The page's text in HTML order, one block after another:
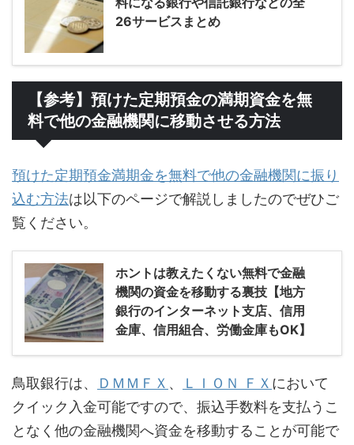
26サービスまとめ
【参考】預けた定期預金の満期資金を無
料で他の金融機関に移動させる方法
預けた定期預金満期金を無料で他の金融機関に振り
込む方法は以下のページで解説しましたのでぜひご
覧ください。
ホントは教えたくない無料で金融
機関の資金を移動する裏技【地方
銀行のインターネット支店、信用
金庫、信用組合、労働金庫もOK】
鳥取銀行は、 ＤＭＭＦＸ 、 ＬＩＯＮ ＦＸ において
クイック入金可能ですので、振込手数料を支払うこ
となく他の金融機関へ資金を移動することが可能で